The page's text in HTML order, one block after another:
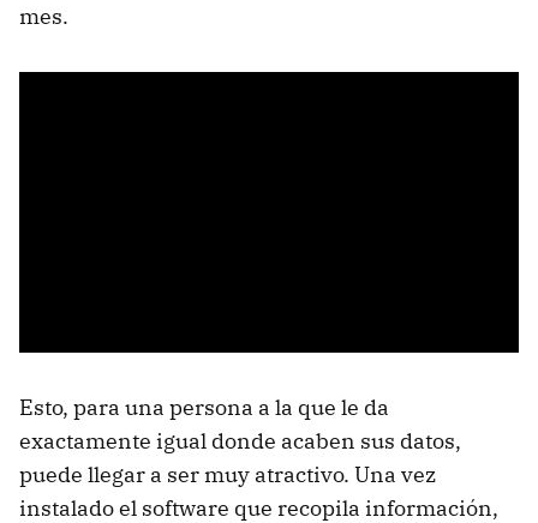
mes.
Esto, para una persona a la que le da
exactamente igual donde acaben sus datos,
puede llegar a ser muy atractivo. Una vez
instalado el software que recopila información,